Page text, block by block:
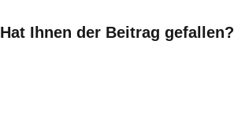
Hat Ihnen der Beitrag gefallen?